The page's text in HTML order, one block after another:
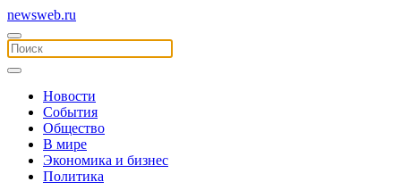
newsweb.ru
Новости
События
Общество
В мире
Экономика и бизнес
Политика